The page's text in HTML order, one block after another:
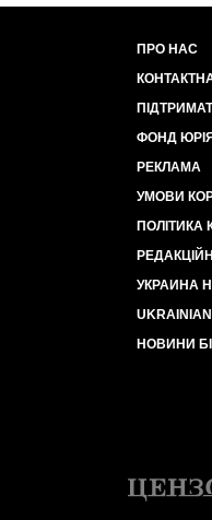
ПРО НАС
ФОНД
РЕКЛАМА
УМОВИ
ПОЛІТИКА
УКРАИНА
НОВИНИ